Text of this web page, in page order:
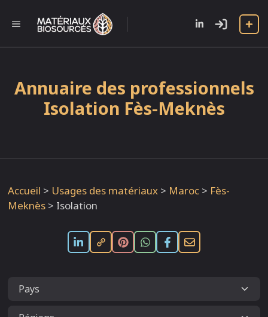
contenu
MENU
Annuaire des professionnels
Isolation Fès-Meknès
Accueil > Usages des matériaux > Maroc > Fès-
Meknès > Isolation